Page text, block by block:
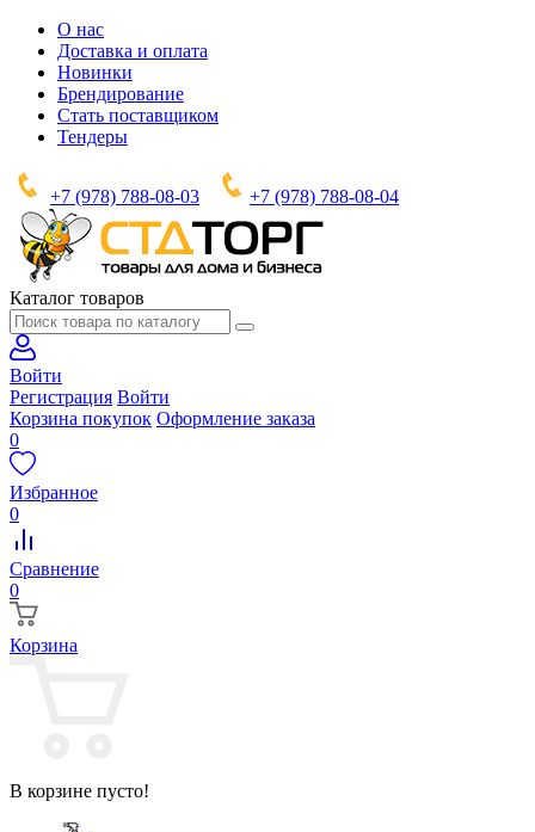
О нас
Доставка и оплата
Новинки
Брендирование
Стать поставщиком
Тендеры
+7 (978) 788-08-03 +7 (978) 788-08-04
Каталог товаров
Войти
Регистрация Войти
Корзина покупок Оформление заказа
0
Избранное
0
Сравнение
0
Корзина
В корзине пусто!